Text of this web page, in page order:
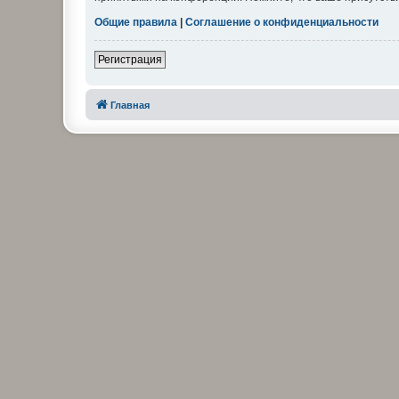
Общие правила | Соглашение о конфиденциальности
Регистрация
Главная